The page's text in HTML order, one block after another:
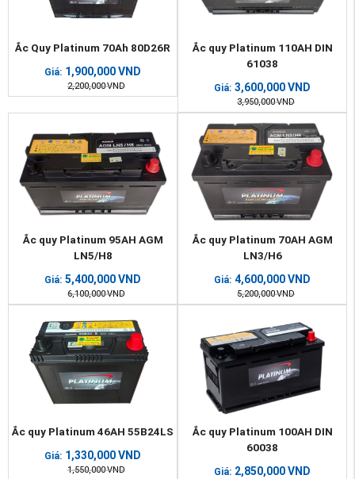
Ắc Quy Platinum 70Ah 80D26R
Giá: 1,900,000VND
2,200,000 VND
Ắc quy Platinum 110AH DIN
61038
Giá: 3,600,000VND
3,950,000 VND
Ắc quy Platinum 95AH AGM
LN5/H8
Giá: 5,400,000VND
6,100,000 VND
Ắc quy Platinum 70AH AGM
LN3/H6
Giá: 4,600,000VND
5,200,000 VND
Ắc quy Platinum 46AH 55B24LS
Giá: 1,330,000VND
1,550,000 VND
Ắc quy Platinum 100AH DIN
60038
Giá: 2,850,000VND